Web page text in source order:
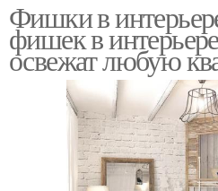
Фишки в
фишек в
освежат любую